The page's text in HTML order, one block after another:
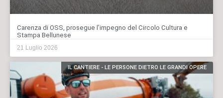
Carenza di OSS, prosegue l’impegno del Circolo Cultura e
Stampa Bellunese
21 Luglio 2026
IL CANTIERE - LE PERSONE DIETRO LE GRANDI OPERE